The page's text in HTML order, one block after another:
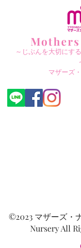
～じぶんを大切にする
マザーズ
©2023 マザーズ
Nursery All